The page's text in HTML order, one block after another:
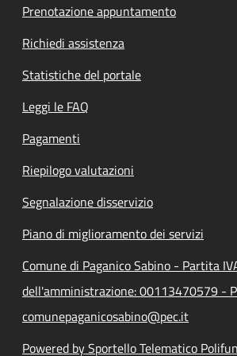
Prenotazione appuntamento
Richiedi assistenza
Statistiche del portale
Leggi le FAQ
Pagamenti
Riepilogo valutazioni
Segnalazione disservizio
Piano di miglioramento dei servizi
Comune di Paganico Sabino - Partita
dell'amministrazione: 00113470579 -
comunepaganicosabino@pec.it
Powered by Sportello Telematico